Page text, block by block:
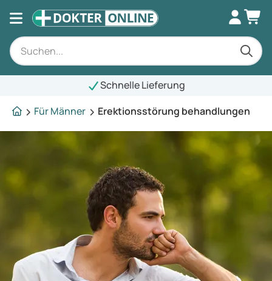
Schnelle Lieferung
Für Männer
Erektionsstörung behandlungen